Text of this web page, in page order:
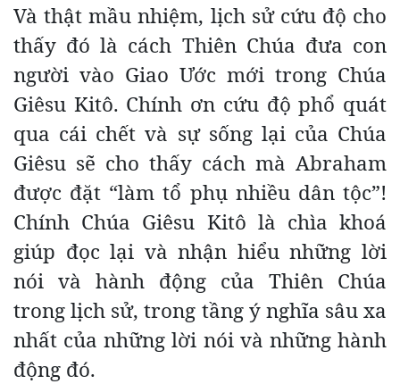
Và thật mầu nhiệm, lịch sử cứu độ cho
thấy đó là cách Thiên Chúa đưa con
người vào Giao Ước mới trong Chúa
Giêsu Kitô. Chính ơn cứu độ phổ quát
qua cái chết và sự sống lại của Chúa
Giêsu sẽ cho thấy cách mà Abraham
được đặt “làm tổ phụ nhiều dân tộc”!
Chính Chúa Giêsu Kitô là chìa khoá
giúp đọc lại và nhận hiểu những lời
nói và hành động của Thiên Chúa
trong lịch sử, trong tầng ý nghĩa sâu xa
nhất của những lời nói và những hành
động đó.